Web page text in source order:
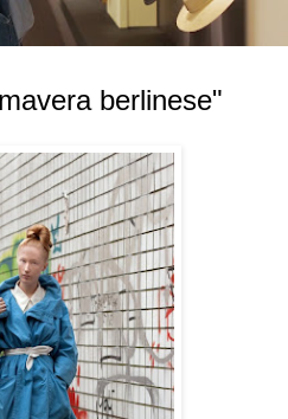
berlinese"